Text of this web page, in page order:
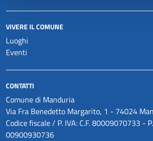
VIVERE IL COMUNE
Luoghi
Eventi
CONTATTI
Comune di Manduria
Via Fra Benedetto Margarito, 1 - 74024
Codice fiscale / P. IVA: C.F. 80009070733 -
00900930736